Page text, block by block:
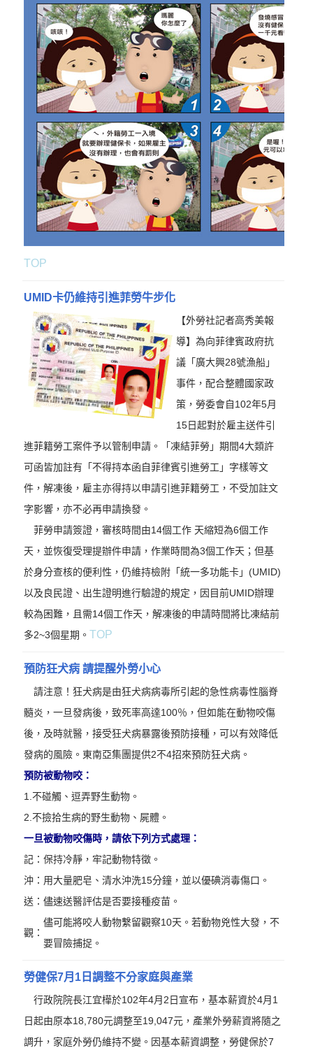
TOP
UMID卡仍維持引進菲勞牛步化
【外勞社記者高秀美報
導】為向菲律賓政府抗
議「廣大興28號漁船」
事件，配合整體國家政
策，勞委會自102年5月
15日起對於雇主送件引
進菲籍勞工案件予以管制申請。「凍結菲勞」期間4大類許
可函皆加註有「不得持本函自菲律賓引進勞工」字樣等文
件，解凍後，雇主亦得持以申請引進菲籍勞工，不受加註文
字影響，亦不必再申請換發。
菲勞申請簽證，審核時間由14個工作 天縮短為6個工作
天，並恢復受理提辦件申請，作業時間為3個工作天；但基
於身分查核的便利性，仍維持檢附「統一多功能卡」(UMID)
以及良民證、出生證明進行驗證的規定，因目前UMID辦理
較為困難，且需14個工作天，解凍後的申請時間將比凍結前
多2~3個星期。 TOP
預防狂犬病 請提醒外勞小心
請注意！狂犬病是由狂犬病病毒所引起的急性病毒性腦脊
髓炎，一旦發病後，致死率高達100％，但如能在動物咬傷
後，及時就醫，接受狂犬病暴露後預防接種，可以有效降低
發病的風險。東南亞集團提供2不4招來預防狂犬病。
預防被動物咬：
1.不碰觸、逗弄野生動物。
2.不撿拾生病的野生動物、屍體。
一旦被動物咬傷時，請依下列方式處理：
記：保持冷靜，牢記動物特徵。
沖： 用大量肥皂、清水沖洗15分鐘，並以優碘消毒傷口。
送：儘速送醫評估是否要接種疫苗。
觀：
儘可能將咬人動物繫留觀察10天。若動物兇性大發，不
要冒險捕捉。
勞健保7月1日調整不分家庭與產業
行政院院長江宜樺於102年4月2日宣布，基本薪資於4月1
日起由原本18,780元調整至19,047元，產業外勞薪資將隨之
調升，家庭外勞仍維持不變。因基本薪資調整，勞健保於7